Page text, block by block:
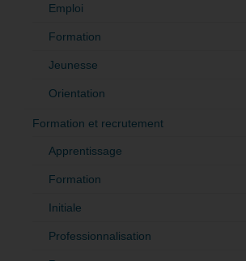
Emploi
Formation
Jeunesse
Orientation
Formation et recrutement
Apprentissage
Formation
Initiale
Professionnalisation